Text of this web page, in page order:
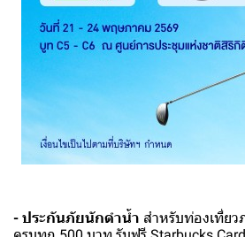
- ประกันภัยนักดำน้ำ สำหรับท่องเที่ยว